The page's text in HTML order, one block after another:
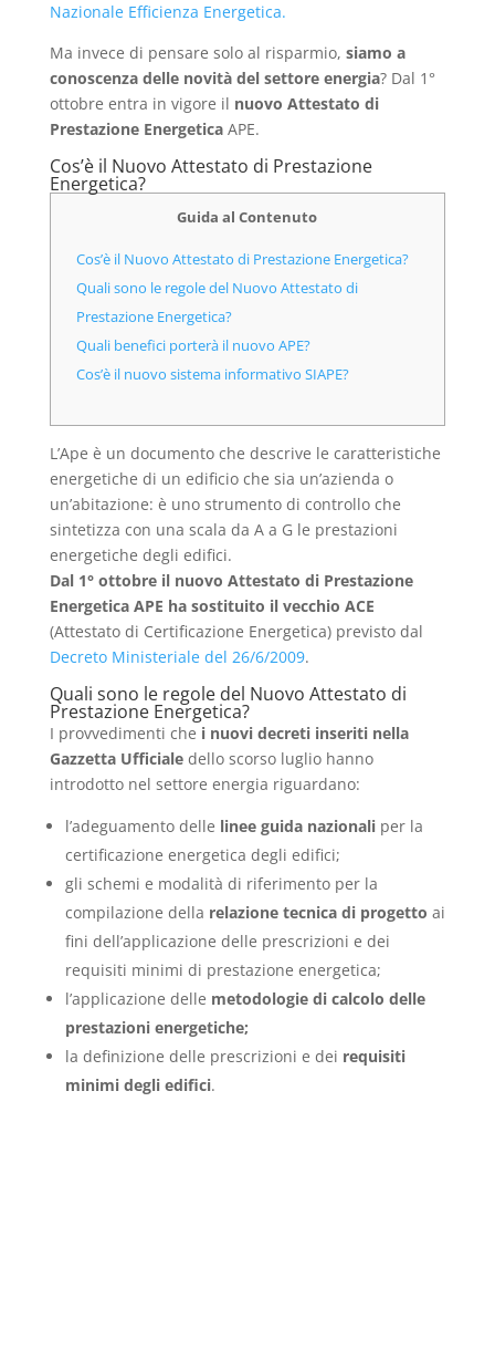
Nazionale Efficienza Energetica.
Ma invece di pensare solo al risparmio, siamo a
conoscenza delle novità del settore energia? Dal 1°
ottobre entra in vigore il nuovo Attestato di
Prestazione Energetica APE.
Cos’è il Nuovo Attestato di Prestazione
Energetica?
Guida al Contenuto
Cos’è il Nuovo Attestato di Prestazione Energetica?
Quali sono le regole del Nuovo Attestato di
Prestazione Energetica?
Quali benefici porterà il nuovo APE?
Cos’è il nuovo sistema informativo SIAPE?
L’Ape è un documento che descrive le caratteristiche
energetiche di un edificio che sia un’azienda o
un’abitazione: è uno strumento di controllo che
sintetizza con una scala da A a G le prestazioni
energetiche degli edifici.
Dal 1° ottobre il nuovo Attestato di Prestazione
Energetica APE ha sostituito il vecchio ACE
(Attestato di Certificazione Energetica) previsto dal
Decreto Ministeriale del 26/6/2009.
Quali sono le regole del Nuovo Attestato di
Prestazione Energetica?
I provvedimenti che i nuovi decreti inseriti nella
Gazzetta Ufficiale dello scorso luglio hanno
introdotto nel settore energia riguardano:
l’adeguamento delle linee guida nazionaliper la
certificazione energetica degli edifici;
gli schemi e modalità di riferimento per la
compilazione della relazione tecnica di progetto ai
fini dell’applicazione delle prescrizioni e dei
requisiti minimi di prestazione energetica;
l’applicazione delle metodologie di calcolo delle
prestazioni energetiche;
la definizione delle prescrizioni e dei requisiti
minimi degli edifici.